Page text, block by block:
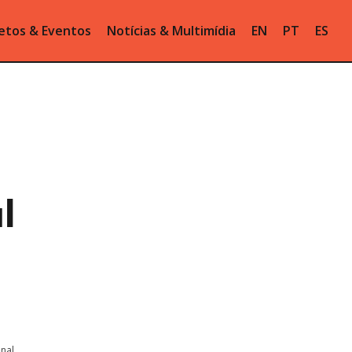
& Eventos Notícias & Multimídia EN PT ES